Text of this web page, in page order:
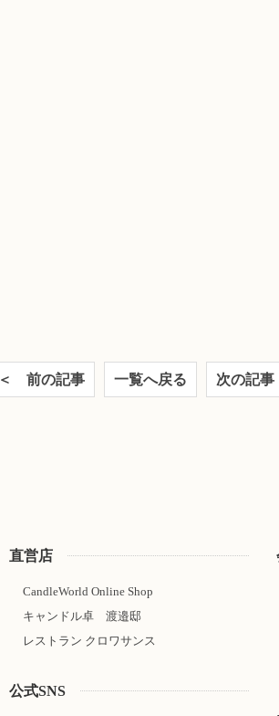
＜ 前の記事 一覧へ戻る 次の記
直営店
CandleWorld Online Shop
キャンドル卓 渡邉邸
レストラン クロワサンス
公式SNS